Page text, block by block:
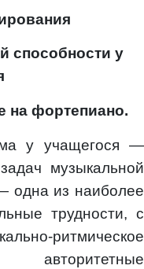
способности у
на фортепиано.
у учащегося —
музыкальной
одна из наиболее
трудности, с
ритмическое
авторитетные